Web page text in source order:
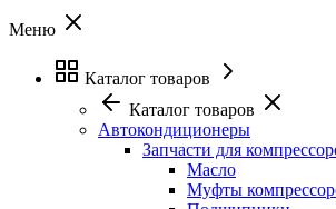
Меню
Каталог товаров
Каталог товаров
Автокондиционеры
Запчасти для
Масло
Муфты